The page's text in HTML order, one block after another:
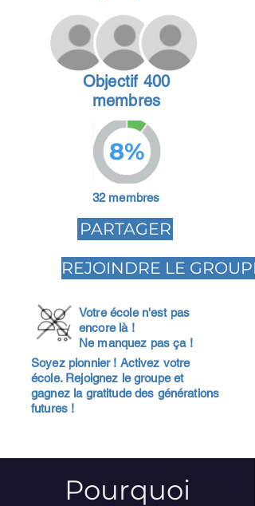
Objectif 400
membres
8%
32 membres
PARTAGER
REJOINDRE LE GROUPE
Votre école n'est pas
encore là !
Ne manquez pas ça !
Soyez pionnier ! Activez votre
école. Rejoignez le groupe et
gagnez la gratitude des générations
futures !
Pourquoi